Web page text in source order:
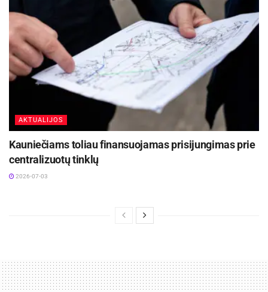
AKTUALIJOS
Kauniečiams toliau finansuojamas prisijungimas prie
centralizuotų tinklų
2026-07-03